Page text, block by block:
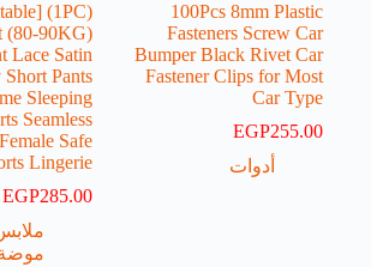
100Pcs 8mm Plastic
Fasteners Screw Car
Bumper Black Rivet Car
Fastener Clips for Most
Car Type
EGP255.00
أدوات
Lace Satin
Short Pants
Sleeping
Seamless
Safe
Lingerie
EGP285.00